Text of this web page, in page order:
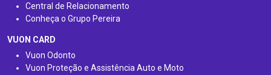
Central de Relacionamento
Conheça o Grupo Pereira
VUON CARD
Vuon Odonto
Vuon Proteção e Assistência Auto e Moto